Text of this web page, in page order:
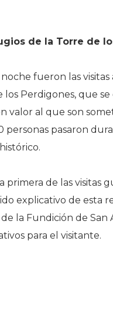
de la Torre de
fueron las
los Perdigones, que
valor al que son
personas pasaron
primera de las visitas
explicativo de esta
la Fundición de San
para el visitante.